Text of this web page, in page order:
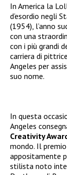
In America la
d’esordio negli
(1954), l’anno
con una
con i più grandi
carriera di
Angeles per
suo nome.
In questa
Angeles
Creativity
mondo. Il
appositamente
stilista noto